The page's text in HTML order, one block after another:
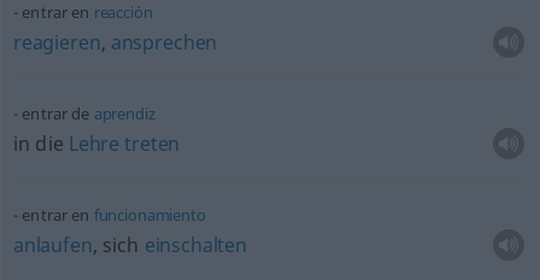
entrar en reacción
reagieren, ansprechen
entrar de aprendiz
in die Lehre treten
entrar en funcionamiento
anlaufen, sich einschalten